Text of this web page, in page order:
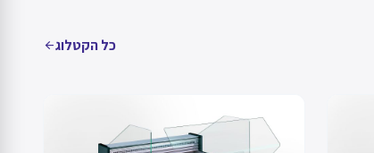
כל הקטלוגarrow_back